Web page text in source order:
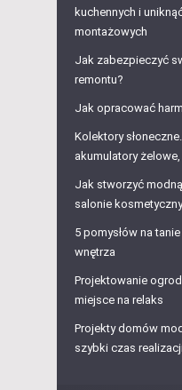
kuchennych i
montażowych
Jak zabezpieczyć
remontu?
Jak opracować
Kolektory
akumulatory żelowe,
Jak stworzyć
salonie
5 pomysłów na
wnętrza
Projektowanie
miejsce na relaks
Projekty domów
szybki czas